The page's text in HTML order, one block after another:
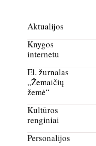
Aktualijos
Knygos
internetu
El. žurnalas
„Žemaičių
žemė“
Kultūros
renginiai
Personalijos